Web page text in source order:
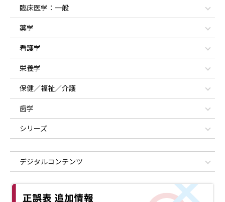
臨床医学：一般
薬学
看護学
栄養学
保健／福祉／介護
歯学
シリーズ
デジタルコンテンツ